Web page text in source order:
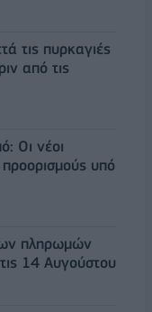
τις πυρκαγιές
από τις
Οι νέοι
προορισμούς υπό
πληρωμών
14 Αυγούστου